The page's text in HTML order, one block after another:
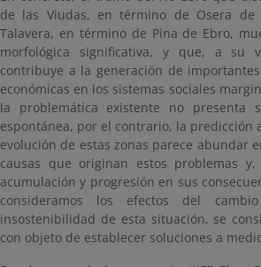
de las Viudas, en término de Osera de
Talavera, en término de Pina de Ebro,
morfológica significativa, y que, a su
contribuye a la generación de
económicas en los sistemas sociales
la problemática existente no presenta
espontánea, por el contrario, la predicción
evolución de estas zonas parece abundar
causas que originan estos problemas
acumulación y progresión en sus
consideramos los efectos del
insostenibilidad de esta situación, se
con objeto de establecer soluciones a